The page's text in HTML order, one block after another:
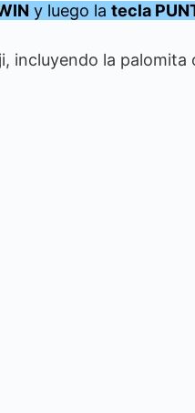
y luego la tecla
incluyendo la palomita